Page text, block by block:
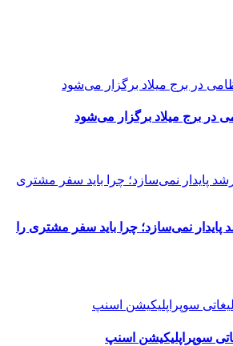
در برج میلاد برگزار می‌شود
نمی‌سازد؛ چرا باید سفر مشتری را
سوپراپلیکیشن اسنپ